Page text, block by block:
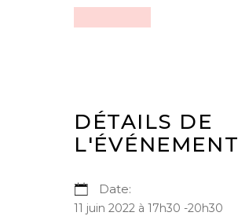
DÉTAILS DE
L'ÉVÉNEMENT
Date:
11 juin 2022 à 17h30 -20h30